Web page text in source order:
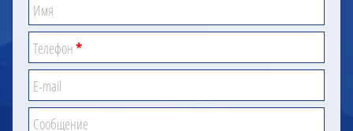
Имя
Телефон*
E-mail
Сообщение